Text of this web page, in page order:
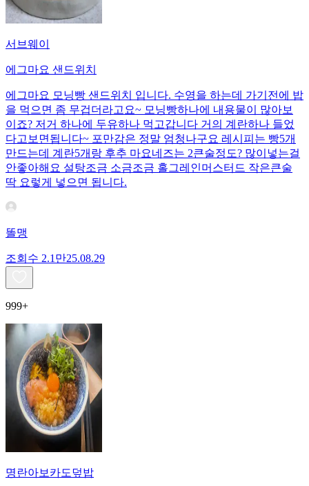
서브웨이
에그마요 샌드위치
에그마요 모닝빵 샌드위치 입니다. 수영을 하는데 가기전에 밥
을 먹으면 좀 무겁더라고요~ 모닝빵하나에 내용물이 많아보
이죠? 저거 하나에 두유하나 먹고갑니다 거의 계란하나 들었
다고보면됩니다~ 포만감은 정말 엄청나구요 레시피는 빵5개
만드는데 계란5개랑 후추 마요네즈는 2큰술정도? 많이넣는걸
안좋아해요 설탕조금 소금조금 홀그레인머스터드 작은큰술
딱 요렇게 넣으면 됩니다.
똘맹
조회수 2.1만25.08.29
999+
명란아보카도덮밥